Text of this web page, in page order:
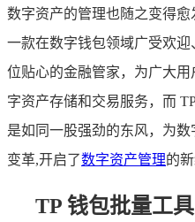
数字资产的管理也随之变得愈
一款在数字钱包领域广受欢
位贴心的金融管家，为广大
字资产存储和交易服务，而
是如同一股强劲的东风，为
变革,开启了数字资产管理的新
TP 钱包批量工